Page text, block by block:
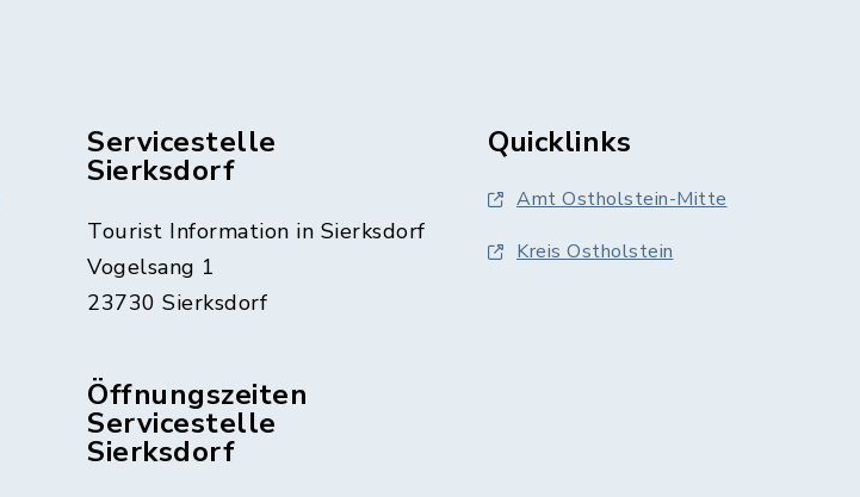
Servicestelle
Sierksdorf
Tourist Information in Sierksdorf
Vogelsang 1
23730 Sierksdorf
Öffnungszeiten
Servicestelle
Sierksdorf
Quicklinks
Amt Ostholstein-Mitte
Kreis Ostholstein